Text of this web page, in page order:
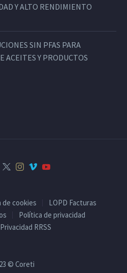
Y ALTO RENDIMIENTO
SIN PFAS PARA
ACEITES Y PRODUCTOS
de cookies
LOPD Facturas
Política de privacidad
RRSS
© Coreti